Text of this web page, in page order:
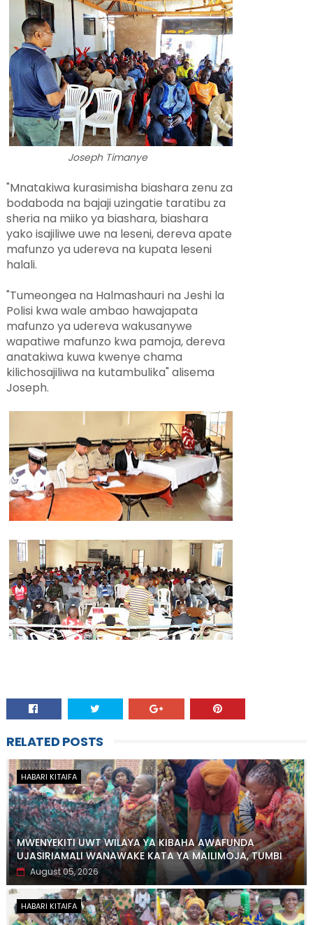
Joseph Timanye
"Mnatakiwa kurasimisha biashara zenu za
bodaboda na bajaji uzingatie taratibu za
sheria na miiko ya biashara, biashara
yako isajiliwe uwe na leseni, dereva apate
mafunzo ya udereva na kupata leseni
halali.
"Tumeongea na Halmashauri na Jeshi la
Polisi kwa wale ambao hawajapata
mafunzo ya udereva wakusanywe
wapatiwe mafunzo kwa pamoja, dereva
anatakiwa kuwa kwenye chama
kilichosajiliwa na kutambulika" alisema
Joseph.
RELATED POSTS
HABARI KITAIFA
MWENYEKITI UWT WILAYA YA KIBAHA AWAFUNDA
UJASIRIAMALI WANAWAKE KATA YA MAILIMOJA, TUMBI
August 05, 2026
HABARI KITAIFA